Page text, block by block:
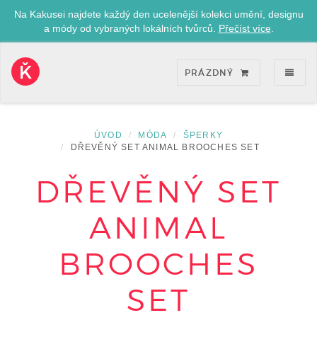
Na Kakusei najdete každý den ucelenější kolekci umění, designu
a módy od vybraných lokálních tvůrců. Přečíst více
přejít
stránku
PRÁZDNÝ
ÚVOD MÓDA
ŠPERKY
DŘEVĚNÝ SET ANIMAL BROOCHES SET
DŘEVĚNÝ SET
ANIMAL
BROOCHES
SET